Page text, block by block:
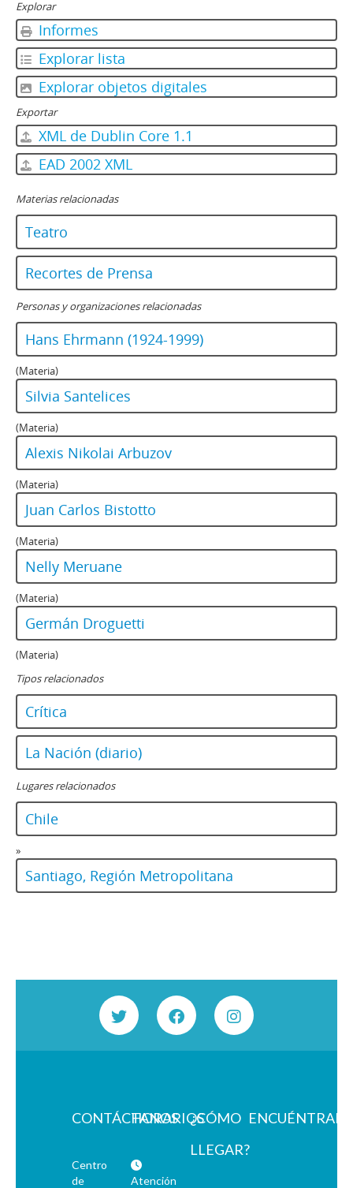
00132 - Cada Oveja Sin Su Pareja
00133 - Historia De Soledades
00134 - La Difícil Vejez
00135 - Enfasis En Lo Físico
Explorar
Informes
Explorar lista
Explorar objetos digitales
Exportar
XML de Dublin Core 1.1
EAD 2002 XML
Materias relacionadas
Teatro
Recortes de Prensa
Personas y organizaciones relacionadas
Hans Ehrmann (1924-1999)
(Materia)
Silvia Santelices
(Materia)
Alexis Nikolai Arbuzov
(Materia)
Juan Carlos Bistotto
(Materia)
Nelly Meruane
(Materia)
Germán Droguetti
(Materia)
Tipos relacionados
Crítica
La Nación (diario)
Lugares relacionados
Chile
»
Santiago, Región Metropolitana
CONTÁCTANOS
Centro
de
HORARIOS
Atención
¿CÓMO
LLEGAR?